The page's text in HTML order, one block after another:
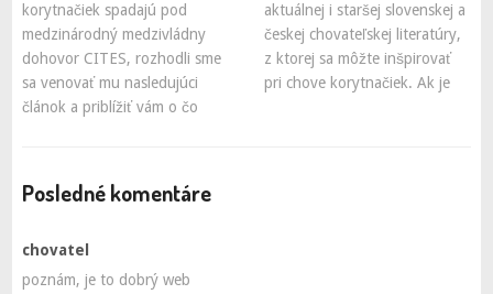
korytnačiek spadajú pod
medzinárodný medzivládny
dohovor CITES, rozhodli sme
sa venovať mu nasledujúci
článok a priblížiť vám o čo
aktuálnej i staršej slovenskej a
českej chovateľskej literatúry,
z ktorej sa môžte inšpirovať
pri chove korytnačiek. Ak je
Posledné komentáre
chovatel
poznám, je to dobrý web